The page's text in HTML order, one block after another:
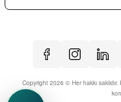
Copyright 2026 © Her hakkı